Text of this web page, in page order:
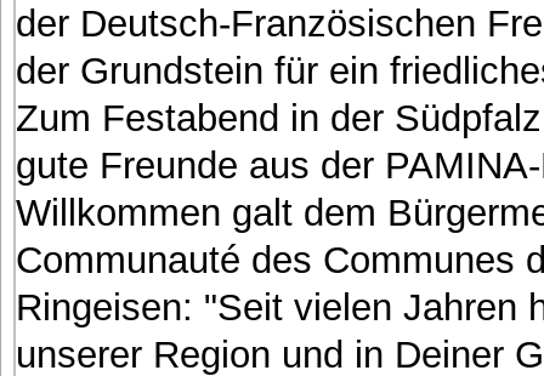
der Deutsch-Französischen
der Grundstein für ein
Zum Festabend in der
gute Freunde aus der
Willkommen galt dem
Communauté des Communes
Ringeisen: "Seit vielen Jahren
unserer Region und in Deiner